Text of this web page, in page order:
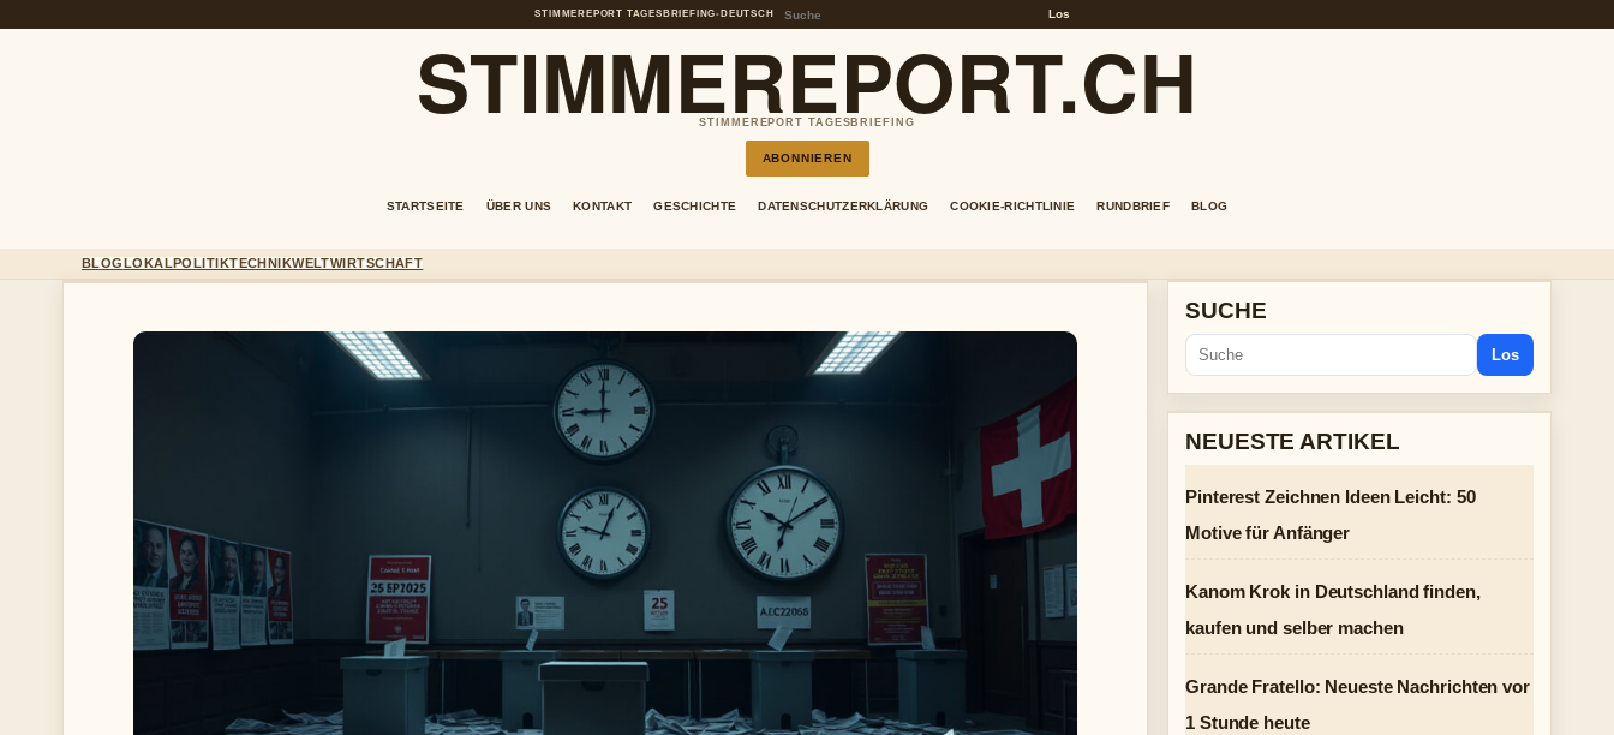
STIMMEREPORT TAGESBRIEFING• DEUTSCH Los
STIMMEREPORT.CH
STIMMEREPORT TAGESBRIEFING
ABONNIEREN
STARTSEITE ÜBER UNS KONTAKT GESCHICHTE DATENSCHUTZERKLÄRUNG COOKIE-RICHTLINIE RUNDBRIEF BLOG
BLOGLOKALPOLITIKTECHNIKWELTWIRTSCHAFT
SUCHE
Los
NEUESTE ARTIKEL
Pinterest Zeichnen Ideen Leicht: 50
Motive für Anfänger
Kanom Krok in Deutschland finden,
kaufen und selber machen
Grande Fratello: Neueste Nachrichten vor
1 Stunde heute